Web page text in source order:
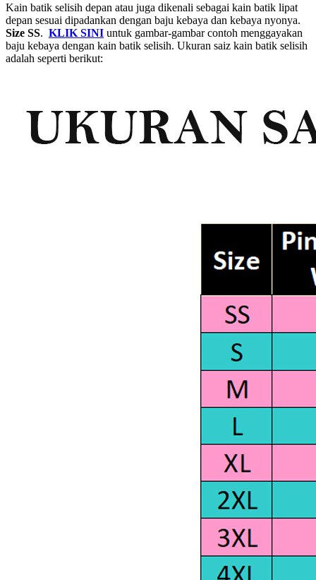
Kain batik selisih depan atau juga dikenali sebagai kain batik lipat
depan sesuai dipadankan dengan baju kebaya dan kebaya nyonya.
Size SS. KLIK SINI untuk gambar-gambar contoh menggayakan
baju kebaya dengan kain batik selisih. Ukuran saiz kain batik selisih
adalah seperti berikut: